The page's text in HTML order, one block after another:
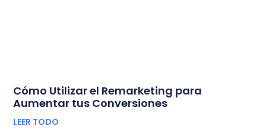
Cómo Utilizar el Remarketing para
Aumentar tus Conversiones
LEER TODO